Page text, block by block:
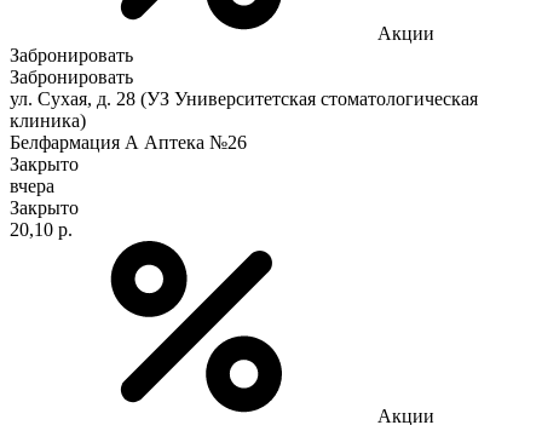
Акции
Забронировать
Забронировать
ул. Сухая, д. 28 (УЗ Университетская стоматологическая
клиника)
Белфармация А Аптека №26
Закрыто
вчера
Закрыто
20,10 р.
Акции